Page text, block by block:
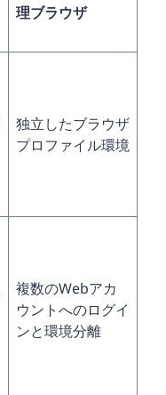
理ブラウザ
独立したブラウザ
プロファイル環境
複数のWebアカ
ウントへのログイ
ンと環境分離